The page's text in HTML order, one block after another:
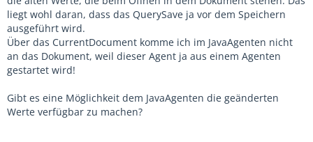
liegt wohl daran, dass das QuerySave ja vor dem Speichern
ausgeführt wird.
Über das CurrentDocument komme ich im JavaAgenten nicht
an das Dokument, weil dieser Agent ja aus einem Agenten
gestartet wird!
Gibt es eine Möglichkeit dem JavaAgenten die geänderten
Werte verfügbar zu machen?